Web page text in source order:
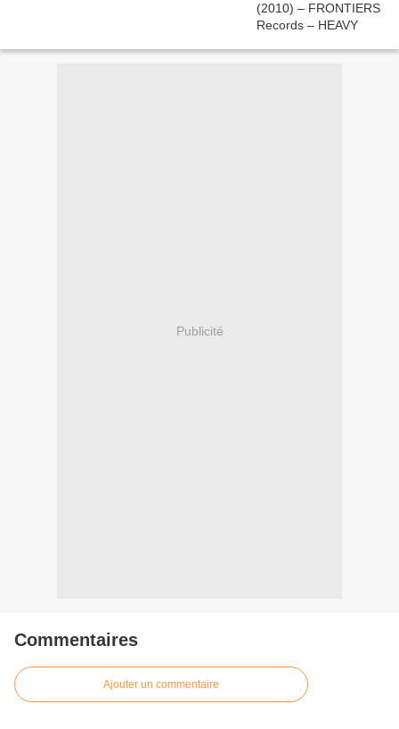
Publicité
Commentaires
Ajouter un commentaire